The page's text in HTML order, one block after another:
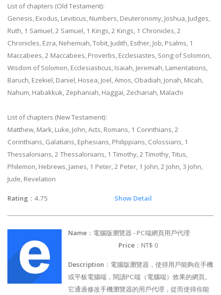
List of chapters (Old Testament):
Genesis, Exodus, Leviticus, Numbers, Deuteronomy, Joshua, Judges,
Ruth, 1 Samuel, 2 Samuel, 1 Kings, 2 Kings, 1 Chronicles, 2
Chronicles, Ezra, Nehemiah, Tobit, Judith, Esther, Job, Psalms, 1
Maccabees, 2 Maccabees, Proverbs, Ecclesiastes, Song of Solomon,
Wisdom of Solomon, Ecclesiasticus, Isaiah, Jeremiah, Lamentations,
Baruch, Ezekiel, Daniel, Hosea, Joel, Amos, Obadiah, Jonah, Micah,
Nahum, Habakkuk, Zephaniah, Haggai, Zechariah, Malachi
List of chapters (New Testament):
Matthew, Mark, Luke, John, Acts, Romans, 1 Corinthians, 2
Corinthians, Galatians, Ephesians, Philippians, Colossians, 1
Thessalonians, 2 Thessalonians, 1 Timothy, 2 Timothy, Titus,
Philemon, Hebrews, James, 1 Peter, 2 Peter, 1 John, 2 John, 3 John,
Jude, Revelation
Rating ：4.75 Show Detail
Name ：電腦版瀏覽器 - PC端網頁用戶代理
Price ：NT$ 0
Description ：電腦版瀏覽器，使得用戶能夠在手機
或平板電腦端，閱讀PC端（電腦端）效果的網頁。
它通過修改手機瀏覽器的用戶代理，從而使得你能